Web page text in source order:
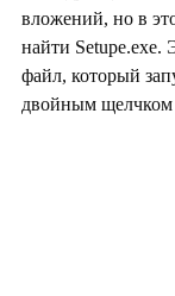
вложений, но в
найти Setupe.exe.
файл, который
двойным